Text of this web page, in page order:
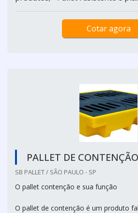
Cotar agora
PALLET DE CONTENÇÃO
SB PALLET / SÃO PAULO - SP
O pallet contenção e sua função
O pallet de contenção é um produto